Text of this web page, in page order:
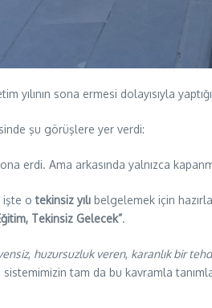
yılının sona ermesi dolayısıyla
şu görüşlere yer verdi:
erdi. Ama arkasında yalnızca
işte otekinsiz yılı belgelemek için
Tekinsiz Gelecek”.
, huzursuzluk veren, karanlık bir
sistemimizin tam da bu kavramla